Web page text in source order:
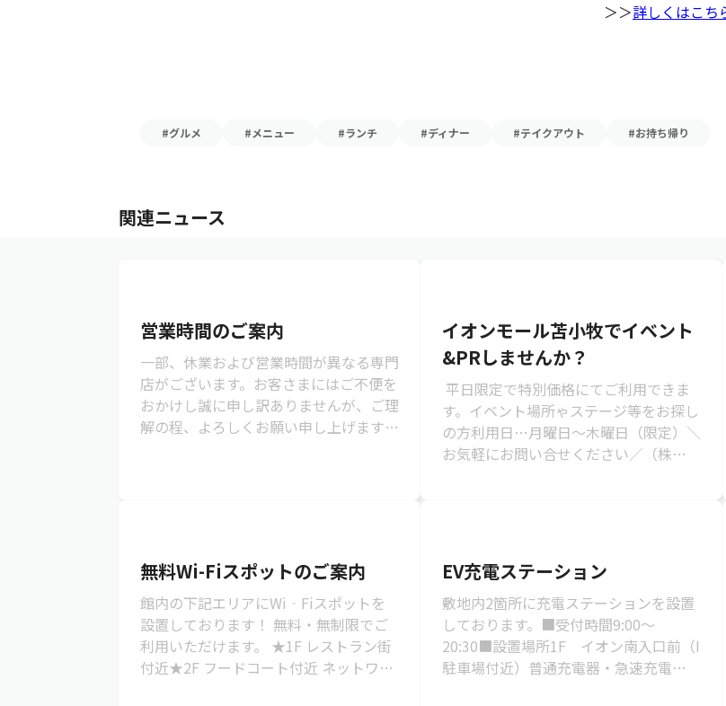
＞＞詳しくはこち
#グルメ #メニュー #ランチ #ディナー #テイクアウト #お持ち帰り
関連ニュース
営業時間のご案内
一部、休業および営業時間が異なる専門
店がございます。お客さまにはご不便を
おかけし誠に申し訳ありませんが、ご理
解の程、よろしくお願い申し上げます。
イオンモール苫小牧でイベント
&PRしませんか？
平日限定で特別価格にてご利用できま
す。イベント場所ゃステージ等をお探し
の方利用日…月曜日～木曜日（限定）＼
お気軽にお問い合せください／（株）北
無料Wi-Fiスポットのご案内
館内の下記エリアにWi‐Fiスポットを
設置しております！ 無料・無制限でご
利用いただけます。 ★1F レストラン街
付近★2F フードコート付近 ネットワー
EV充電ステーション
敷地内2箇所に充電ステーションを設置
しております。■受付時間9:00〜
20:30■設置場所1F イオン南入口前（I
駐車場付近）普通充電器・急速充電器各